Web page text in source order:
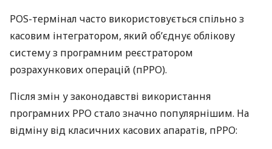
POS-термінал часто використовується спільно з
касовим інтегратором, який об’єднує облікову
систему з програмним реєстратором
розрахункових операцій (пРРО).
Після змін у законодавстві використання
програмних РРО стало значно популярнішим. На
відміну від класичних касових апаратів, пРРО: